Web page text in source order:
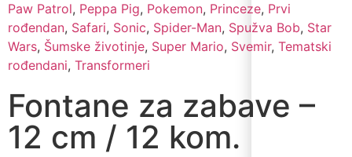
Paw Patrol, Peppa Pig, Pokemon, Princeze, Prvi
rođendan, Safari, Sonic, Spider-Man, Spužva Bob, Star
Wars, Šumske životinje, Super Mario, Svemir, Tematski
rođendani, Transformeri
Fontane za zabave –
12 cm / 12 kom.